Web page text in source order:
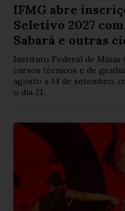
IFMG abre
Seletivo 2027
Sabará e outras
Instituto Federal de Minas
cursos técnicos e de
agosto a 14 de setembro,
o dia 21.